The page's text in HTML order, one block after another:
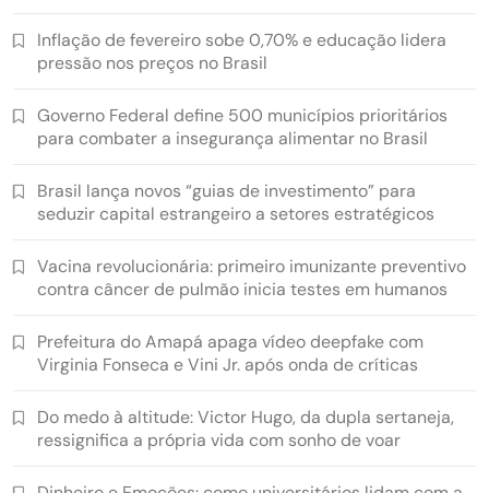
Inflação de fevereiro sobe 0,70% e educação lidera
pressão nos preços no Brasil
Governo Federal define 500 municípios prioritários
para combater a insegurança alimentar no Brasil
Brasil lança novos “guias de investimento” para
seduzir capital estrangeiro a setores estratégicos
Vacina revolucionária: primeiro imunizante preventivo
contra câncer de pulmão inicia testes em humanos
Prefeitura do Amapá apaga vídeo deepfake com
Virginia Fonseca e Vini Jr. após onda de críticas
Do medo à altitude: Victor Hugo, da dupla sertaneja,
ressignifica a própria vida com sonho de voar